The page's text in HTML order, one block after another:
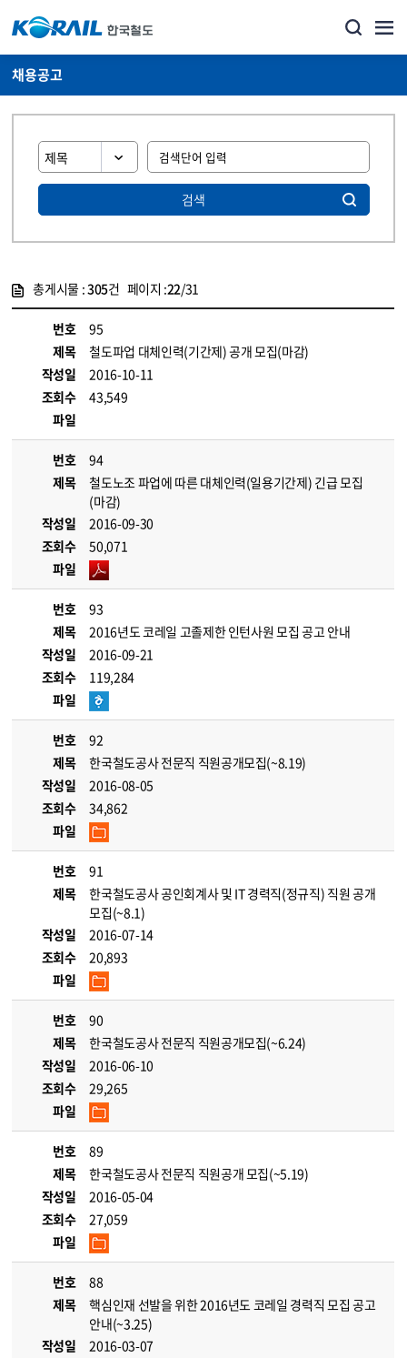
채용공고
검색
총게시물 :305건 페이지 :22/31
번호
95
제목
철도파업 대체인력(기간제) 공개 모집(마감)
작성일
2016-10-11
조회수
43,549
파일
번호
94
제목
철도노조 파업에 따른 대체인력(일용기간제) 긴급 모집
(마감)
작성일
2016-09-30
조회수
50,071
파일
번호
93
제목
2016년도 코레일 고졸제한 인턴사원 모집 공고 안내
작성일
2016-09-21
조회수
119,284
파일
번호
92
제목
한국철도공사 전문직 직원공개모집(~8.19)
작성일
2016-08-05
조회수
34,862
파일
번호
91
제목
한국철도공사 공인회계사 및 IT 경력직(정규직) 직원 공개
모집(~8.1)
작성일
2016-07-14
조회수
20,893
파일
번호
90
제목
한국철도공사 전문직 직원공개모집(~6.24)
작성일
2016-06-10
조회수
29,265
파일
번호
89
제목
한국철도공사 전문직 직원공개 모집(~5.19)
작성일
2016-05-04
조회수
27,059
파일
번호
88
제목
핵심인재 선발을 위한 2016년도 코레일 경력직 모집 공고
안내(~3.25)
작성일
2016-03-07